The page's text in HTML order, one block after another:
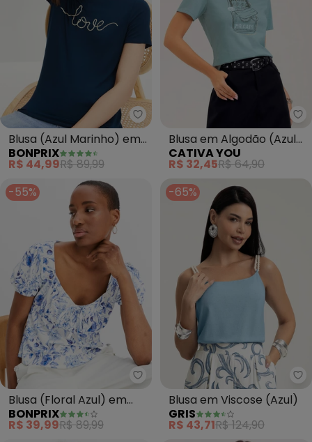
bonprix - Blusa (Azul Marinho)
Blusa (Azul Marinho) em
Malha de Viscose
BONPRIX
R$ 44,99R$ 89,99
Blusa em Algodão (Azul
Claro)
CATIVA YOU
R$ 32,45R$ 64,90
-55%
bonprix - Blusa (Floral Azul) em
Blusa (Floral Azul) em
Malha Fria
BONPRIX
R$ 39,99R$ 89,99
-65%
Blusa em Viscose (Azul)
GRIS
R$ 43,71R$ 124,90